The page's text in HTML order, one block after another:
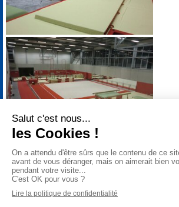
Copyright © gymsav2026
Mentions Légales